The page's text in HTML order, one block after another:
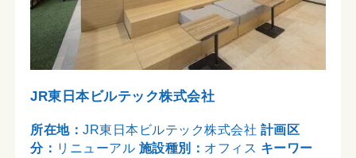
JR東日本ビルテック株式会社
所在地：JR東日本ビルテック株式会社 計画区
分： リニューアル 施設種別： オフィス キーワー